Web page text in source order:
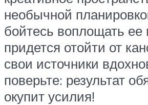
необычной
бойтесь воплощать
придется отойти от
свои источники
поверьте: результат
окупит усилия!